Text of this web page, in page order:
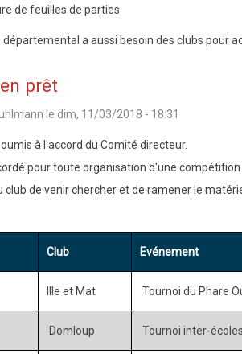
de feuilles de parties
départemental a aussi besoin des clubs pour
prêt
le dim, 11/03/2018 - 18:31
à l'accord du Comité directeur.
pour toute organisation d'une
club de venir chercher et de ramener le
Club Evénement
Ille et Mat Tournoi du Phare
Domloup Tournoi inter-écoles